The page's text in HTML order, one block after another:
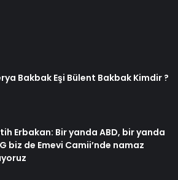
Bakbak Eşi Bülent Bakbak Kimdir ?
Erbakan: Bir yanda ABD, bir yanda
biz de Emevi Camii’nde namaz